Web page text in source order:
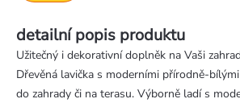
detailní popis produktu
Užitečný i dekorativní doplněk na Vaši
Dřevěná lavička s moderními přírodně-
do zahrady či na terasu. Výborně ladí s